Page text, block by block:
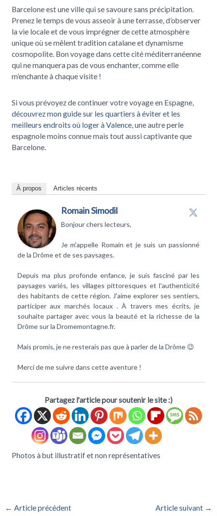
Barcelone est une ville qui se savoure sans précipitation.
Prenez le temps de vous asseoir à une terrasse, d’observer
la vie locale et de vous imprégner de cette atmosphère
unique où se mêlent tradition catalane et dynamisme
cosmopolite. Bon voyage dans cette cité méditerranéenne
qui ne manquera pas de vous enchanter, comme elle
m’enchante à chaque visite !
Si vous prévoyez de continuer votre voyage en Espagne,
découvrez mon guide sur les quartiers à éviter et les
meilleurs endroits où loger à Valence, une autre perle
espagnole moins connue mais tout aussi captivante que
Barcelone.
À propos Articles récents
Romain Simodil
Bonjour chers lecteurs,
Je m'appelle Romain et je suis un passionné
de la Drôme et de ses paysages.
Depuis ma plus profonde enfance, je suis fasciné par les
paysages variés, les villages pittoresques et l'authenticité
des habitants de cette région. J'aime explorer ses sentiers,
participer aux marchés locaux . À travers mes écrits, je
souhaite partager avec vous la beauté et la richesse de la
Drôme sur la Dromemontagne.fr.
Mais promis, je ne resterais pas que à parler de la Drôme 😉
Merci de me suivre dans cette aventure !
Partagez l'article pour soutenir le site :)
Photos à but illustratif et non représentatives
← Article précédent Article suivant →